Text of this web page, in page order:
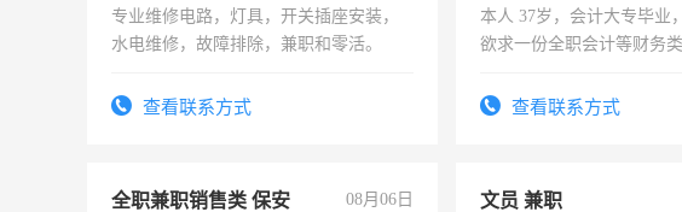
专业维修电路，灯具，开关插座安装，
水电维修，故障排除，兼职和零活。
查看联系方式
本人 37岁，会计大专毕业
欲求一份全职会计等财务
查看联系方式
全职兼职销售类 保安 08月06日 文员 兼职